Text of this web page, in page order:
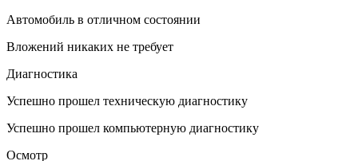
Автомобиль в отличном состоянии
Вложений никаких не требует
Диагностика
Успешно прошел техническую диагностику
Успешно прошел компьютерную диагностику
Осмотр